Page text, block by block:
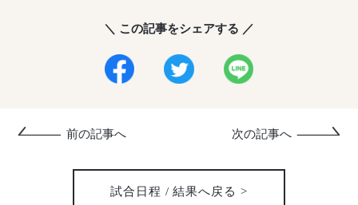
＼ この記事をシェアする ／
試合日程 / 結果へ戻る >
前の記事へ 次の記事へ